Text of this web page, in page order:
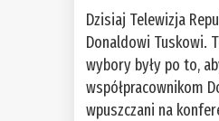
Dzisiaj Telewizja
Donaldowi Tuskowi.
wybory były po to,
współpracownikom
wpuszczani na